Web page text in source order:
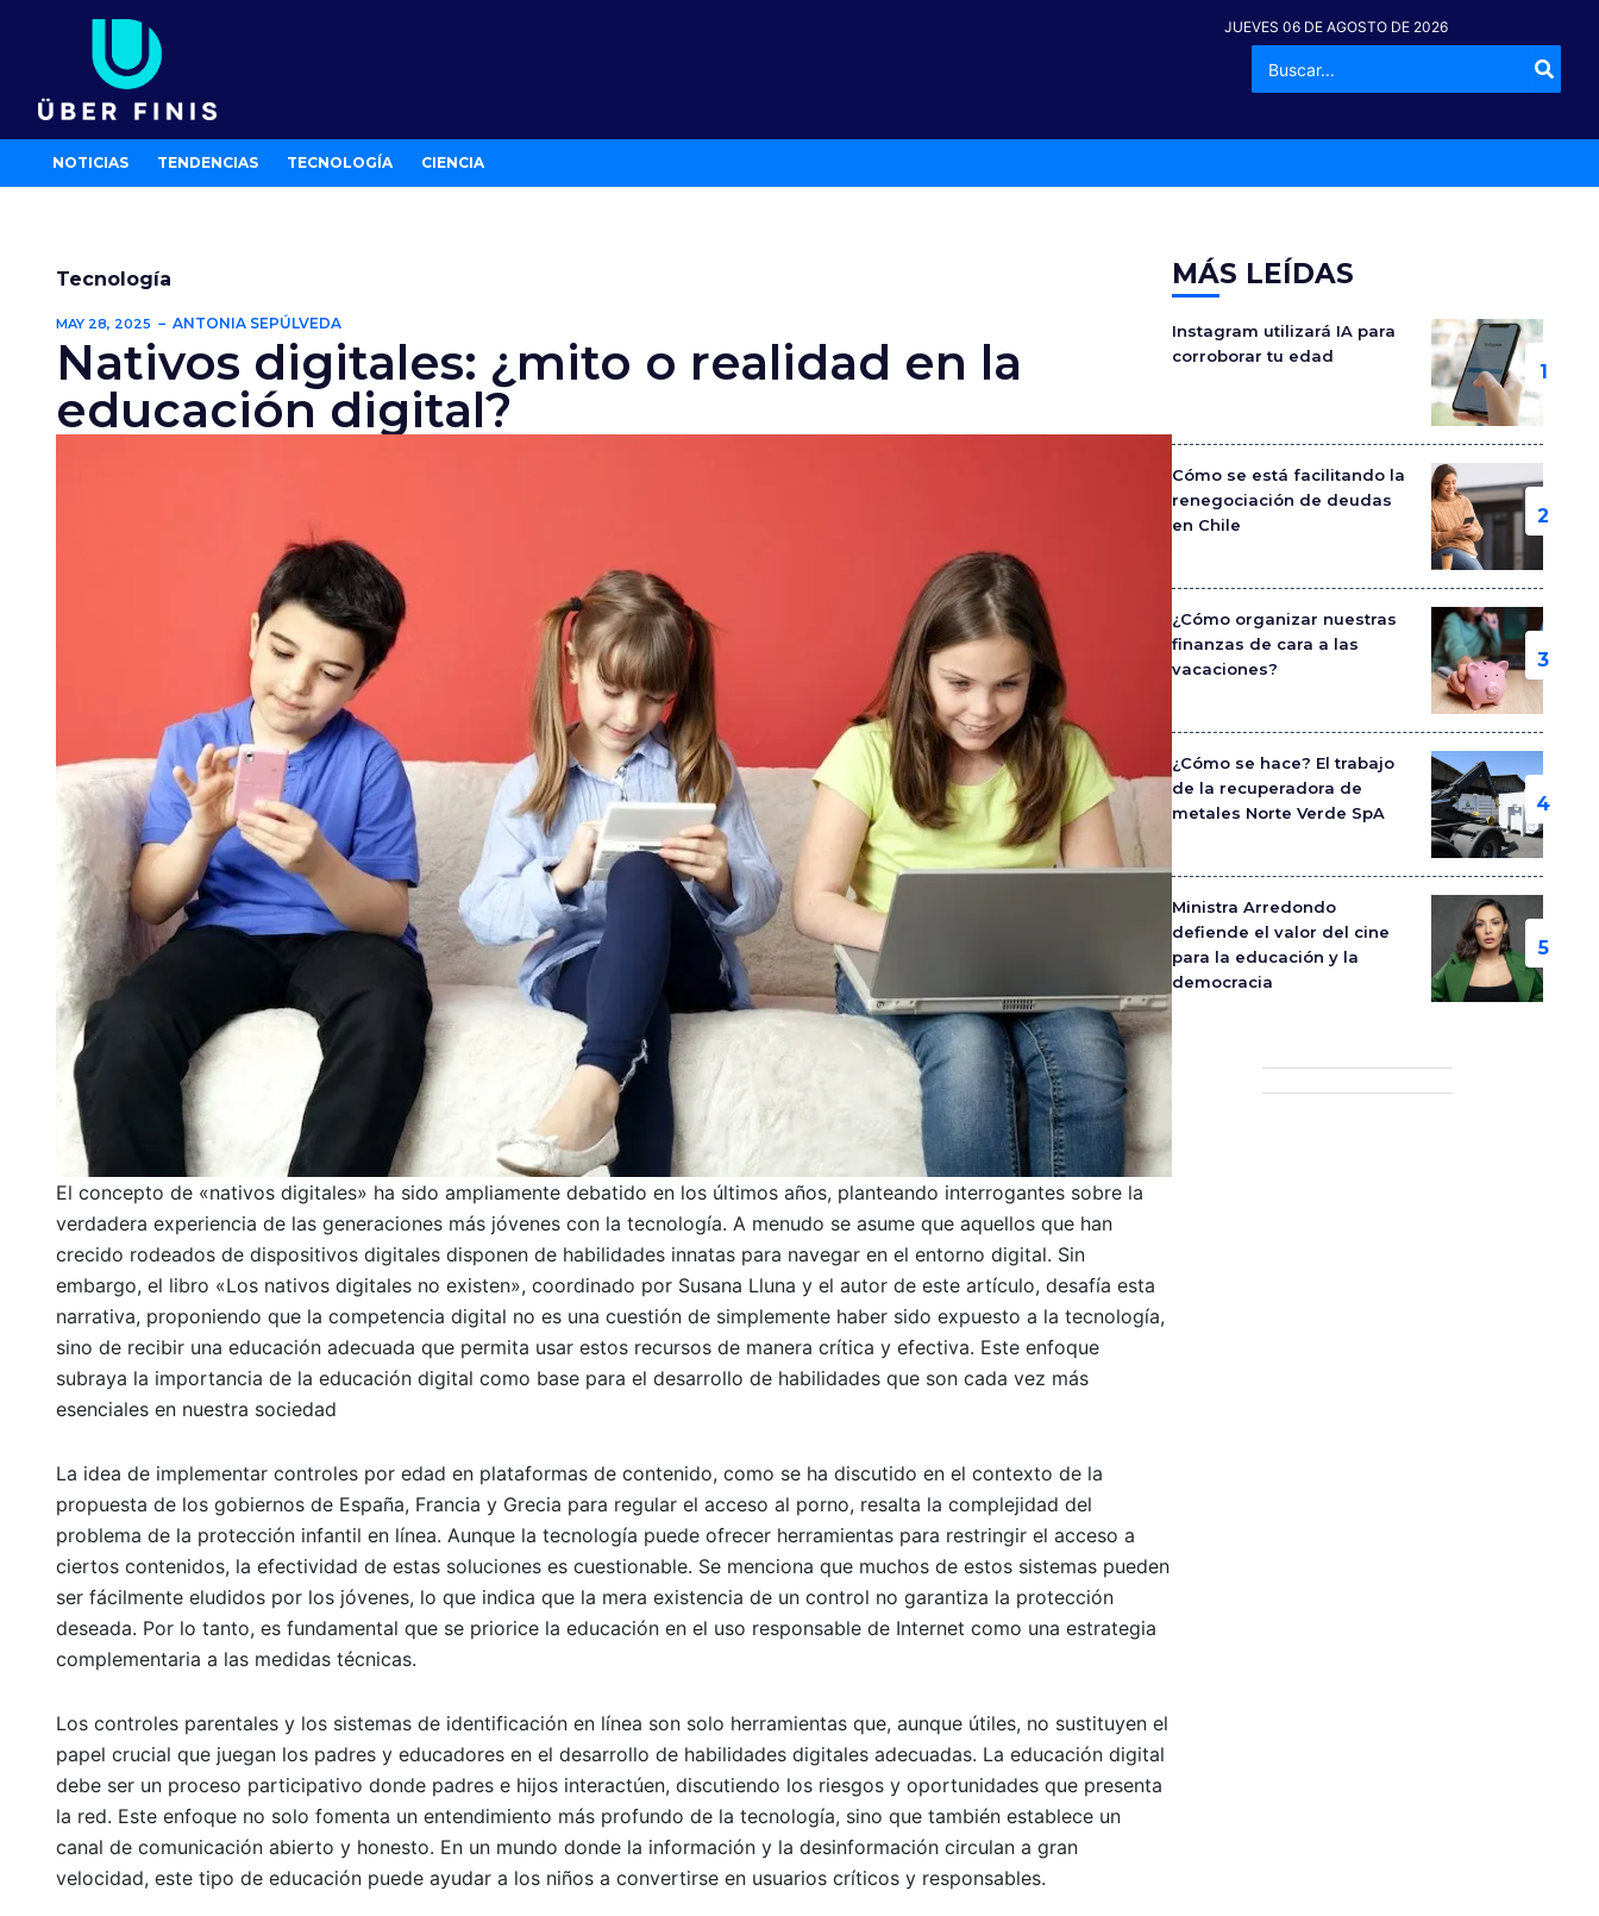
JUEVES 06 DE AGOSTO DE 2026
-º
por:
NOTICIAS TENDENCIAS TECNOLOGÍA CIENCIA
Tecnología
MAY 28, 2025 ANTONIA SEPÚLVEDA
Nativos digitales: ¿mito o realidad en la
educación digital?
El concepto de «nativos digitales» ha sido ampliamente debatido en los últimos años, planteando interrogantes sobre la
verdadera experiencia de las generaciones más jóvenes con la tecnología. A menudo se asume que aquellos que han
crecido rodeados de dispositivos digitales disponen de habilidades innatas para navegar en el entorno digital. Sin
embargo, el libro «Los nativos digitales no existen», coordinado por Susana Lluna y el autor de este artículo, desafía esta
narrativa, proponiendo que la competencia digital no es una cuestión de simplemente haber sido expuesto a la tecnología,
sino de recibir una educación adecuada que permita usar estos recursos de manera crítica y efectiva. Este enfoque
subraya la importancia de la educación digital como base para el desarrollo de habilidades que son cada vez más
esenciales en nuestra sociedad
La idea de implementar controles por edad en plataformas de contenido, como se ha discutido en el contexto de la
propuesta de los gobiernos de España, Francia y Grecia para regular el acceso al porno, resalta la complejidad del
problema de la protección infantil en línea. Aunque la tecnología puede ofrecer herramientas para restringir el acceso a
ciertos contenidos, la efectividad de estas soluciones es cuestionable. Se menciona que muchos de estos sistemas pueden
ser fácilmente eludidos por los jóvenes, lo que indica que la mera existencia de un control no garantiza la protección
deseada. Por lo tanto, es fundamental que se priorice la educación en el uso responsable de Internet como una estrategia
complementaria a las medidas técnicas.
Los controles parentales y los sistemas de identificación en línea son solo herramientas que, aunque útiles, no sustituyen el
papel crucial que juegan los padres y educadores en el desarrollo de habilidades digitales adecuadas. La educación digital
debe ser un proceso participativo donde padres e hijos interactúen, discutiendo los riesgos y oportunidades que presenta
la red. Este enfoque no solo fomenta un entendimiento más profundo de la tecnología, sino que también establece un
canal de comunicación abierto y honesto. En un mundo donde la información y la desinformación circulan a gran
velocidad, este tipo de educación puede ayudar a los niños a convertirse en usuarios críticos y responsables.
MÁS LEÍDAS
Instagram utilizará IA para
corroborar tu edad
Cómo se está facilitando la
renegociación de deudas
en Chile
¿Cómo organizar nuestras
finanzas de cara a las
vacaciones?
¿Cómo se hace? El trabajo
de la recuperadora de
metales Norte Verde SpA
Ministra Arredondo
defiende el valor del cine
para la educación y la
democracia